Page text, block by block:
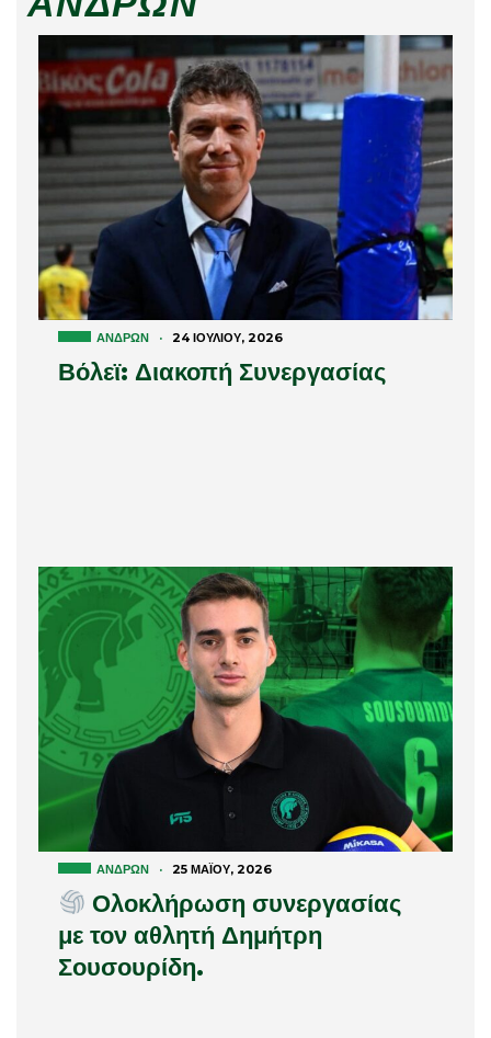
ΑΝΔΡΏΝ · 24 ΙΟΥΛΊΟΥ, 2026
Βόλεϊ: Διακοπή Συνεργασίας
ΑΝΔΡΏΝ · 25 ΜΑΪ́ΟΥ, 2026
Ολοκλήρωση συνεργασίας
με τον αθλητή Δημήτρη
Σουσουρίδη.